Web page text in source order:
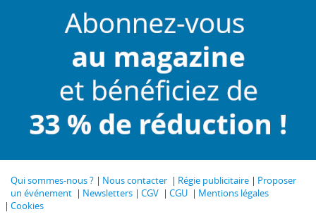
Qui sommes-nous ? Nous contacter Régie publicitaire
Proposer
un événement
Newsletters CGV CGU
Mentions légales
Cookies